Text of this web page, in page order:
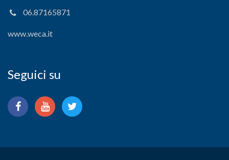
06.87165871
www.weca.it
Seguici su